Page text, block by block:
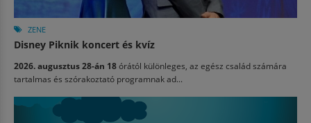
ZENE
Disney Piknik koncert és kvíz
2026. augusztus 28-án 18órától különleges, az egész család számára
tartalmas és szórakoztató programnak ad...